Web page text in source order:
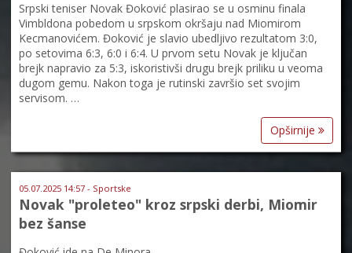
Srpski teniser Novak Đoković plasirao se u osminu finala
Vimbldona pobedom u srpskom okršaju nad Miomirom
Kecmanovićem. Đoković je slavio ubedljivo rezultatom 3:0,
po setovima 6:3, 6:0 i 6:4. U prvom setu Novak je ključan
brejk napravio za 5:3, iskoristivši drugu brejk priliku u veoma
dugom gemu. Nakon toga je rutinski završio set svojim
servisom. …
Opširnije
05.07.2025 14:57 - Sportske
Novak "proleteo" kroz srpski derbi, Miomir
bez šanse